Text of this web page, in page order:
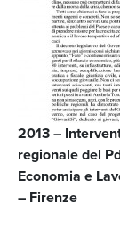
2013 –
regionale del
Economia e
–